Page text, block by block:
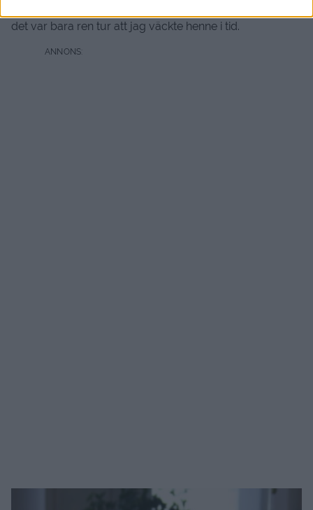
det var bara ren tur att jag väckte henne i tid.